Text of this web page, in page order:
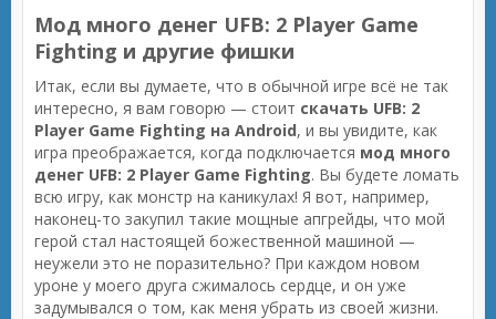
Мод много денег UFB: 2 Player Game
Fighting и другие фишки
Итак, если вы думаете, что в обычной игре всё не так
интересно, я вам говорю — стоит скачать UFB: 2
Player Game Fighting на Android, и вы увидите, как
игра преображается, когда подключается мод много
денег UFB: 2 Player Game Fighting. Вы будете ломать
всю игру, как монстр на каникулах! Я вот, например,
наконец-то закупил такие мощные апгрейды, что мой
герой стал настоящей божественной машиной —
неужели это не поразительно? При каждом новом
уроне у моего друга сжималось сердце, и он уже
задумывался о том, как меня убрать из своей жизни.